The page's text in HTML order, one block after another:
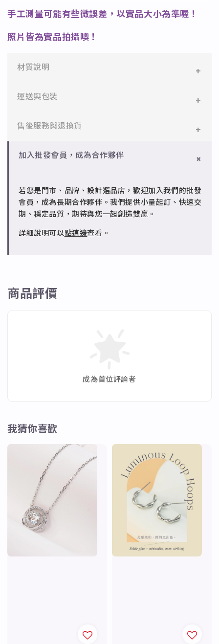
手工測量可能有些微誤差，以實品大小為準喔！
照片皆為實品拍攝噢！
材質說明
✻ 316L不鏽鋼
✻ 925純銀
設計。
運送與包裝
一般會員：一件即享免運與精美包裝，超商取貨或宅配
批發會員：達門檻享免運優惠，出貨時間約為2個工作
售後服務與退換貨
✻ 一般會員
✻ 批發會員
請聯繫 LINE 客服 @jfq1926j 協助處理。
加入批發會員，成為合作夥伴
若您是門市、品牌、設計選品店，歡迎加入我們的批發
會員，成為長期合作夥伴。我們提供小量起訂、快速交
期、穩定品質，期待與您一起創造雙贏。
詳細說明可以點這邊查看。
商品評價
成為首位評論者
我猜你喜歡